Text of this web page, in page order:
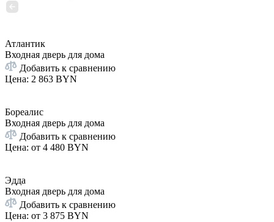
Атлантик
Входная дверь для дома
Добавить к сравнению
Цена: 2 863 BYN
Бореалис
Входная дверь для дома
Добавить к сравнению
Цена: от 4 480 BYN
Эдда
Входная дверь для дома
Добавить к сравнению
Цена: от 3 875 BYN